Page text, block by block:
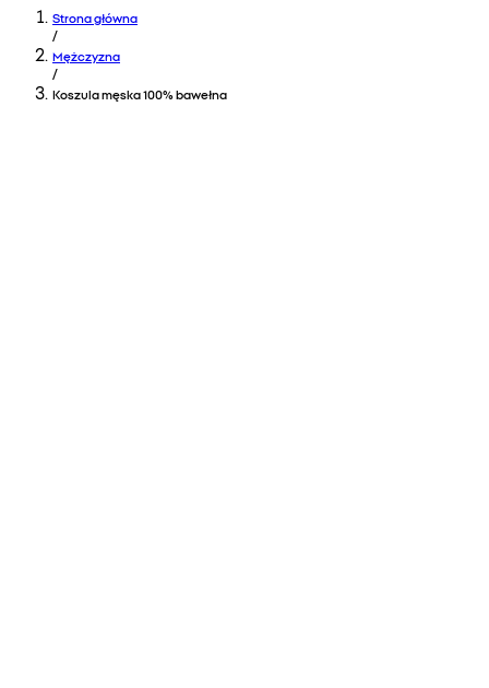
Strona główna
/
Mężczyzna
/
Koszula męska 100% bawełna